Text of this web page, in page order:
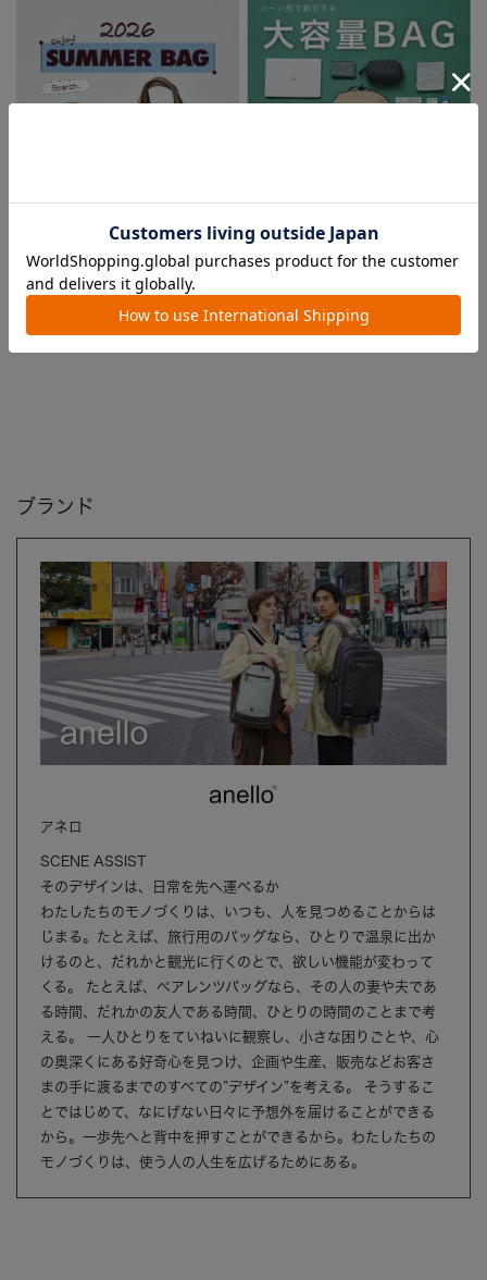
ブランド
アネロ
SCENE ASSIST
そのデザインは、日常を先へ運べるか
わたしたちのモノづくりは、いつも、人を見つめることからは
じまる。たとえば、旅行用のバッグなら、ひとりで温泉に出か
けるのと、だれかと観光に行くのとで、欲しい機能が変わって
くる。 たとえば、ペアレンツバッグなら、その人の妻や夫であ
る時間、だれかの友人である時間、ひとりの時間のことまで考
える。 一人ひとりをていねいに観察し、小さな困りごとや、心
の奥深くにある好奇心を見つけ、企画や生産、販売などお客さ
まの手に渡るまでのすべての”デザイン”を考える。 そうするこ
とではじめて、なにげない日々に予想外を届けることができる
から。一歩先へと背中を押すことができるから。わたしたちの
モノづくりは、使う人の人生を広げるためにある。